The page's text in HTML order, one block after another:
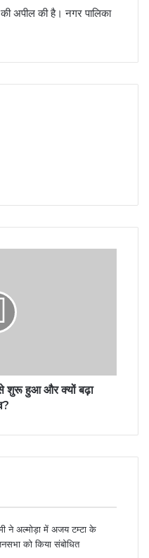
अपील की है। नगर पालिका
शुरू हुआ और क्यों बढ़ा